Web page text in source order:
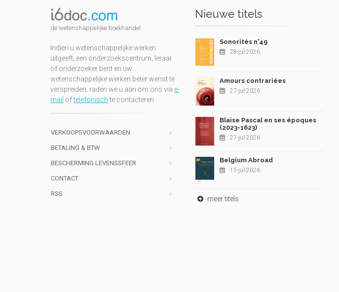
de wetenshappelijke boekhandel
Indien u wetenschappelijke werken
uitgeeft, een onderzoekscentrum, leraar
of onderzoeker bent en uw
wetenschappelijke werken beter wenst te
verspreiden, raden we u aan om ons via e-
mail oftelefonischte contacteren
VERKOOPSVOORWAARDEN
BETALING & BTW
BESCHERMING LEVENSSFEER
CONTACT
RSS
Nieuwe titels
Sonorités n°49
28-jul-2026
Amours contrariées
27-jul-2026
Blaise Pascal en ses époques
(2023-1623)
27-jul-2026
Belgium Abroad
15-jul-2026
meer titels